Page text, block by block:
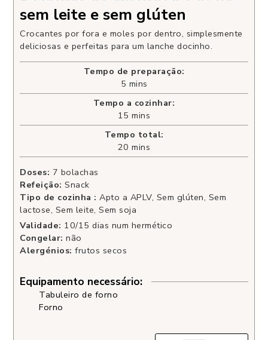
sem leite e sem glúten
Crocantes por fora e moles por dentro, simplesmente
deliciosas e perfeitas para um lanche docinho.
Tempo de preparação:
5 mins
Tempo a cozinhar:
15 mins
Tempo total:
20 mins
Doses: 7 bolachas
Refeição: Snack
Tipo de cozinha : Apto a APLV, Sem glúten, Sem
lactose, Sem leite, Sem soja
Validade: 10/15 dias num hermético
Congelar: não
Alergénios: frutos secos
Equipamento necessário:
Tabuleiro de forno
Forno